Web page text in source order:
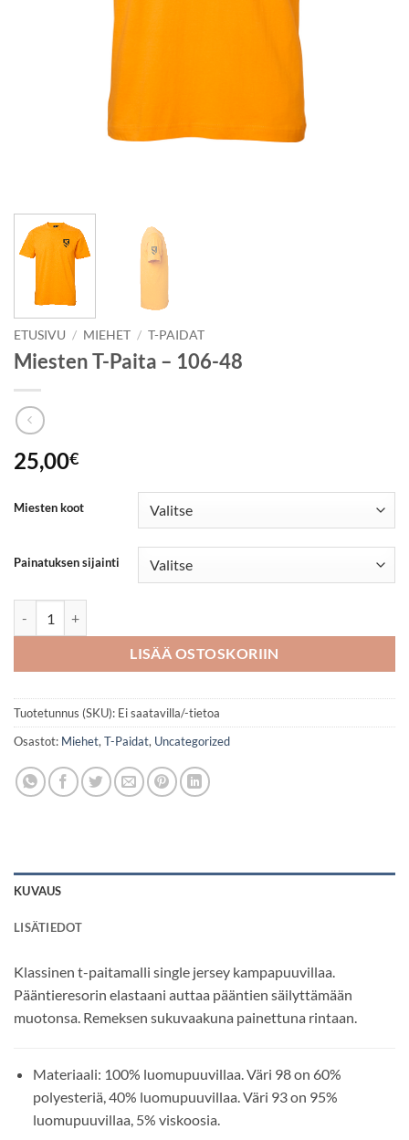
ETUSIVU / MIEHET / T-PAIDAT
Miesten T-Paita – 106-48
25,00€
Miesten koot
Painatuksen sijainti
LISÄÄ OSTOSKORIIN
Tuotetunnus (SKU): Ei saatavilla/-tietoa
Osastot: Miehet, T-Paidat, Uncategorized
KUVAUS
LISÄTIEDOT
Klassinen t-paitamalli single jersey kampapuuvillaa.
Pääntieresorin elastaani auttaa pääntien säilyttämään
muotonsa. Remeksen sukuvaakuna painettuna rintaan.
Materiaali: 100% luomupuuvillaa. Väri 98 on 60%
polyesteriä, 40% luomupuuvillaa. Väri 93 on 95%
luomupuuvillaa, 5% viskoosia.